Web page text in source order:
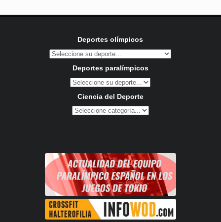
Deportes olímpicos
Deportes paralímpicos
Ciencia del Deporte